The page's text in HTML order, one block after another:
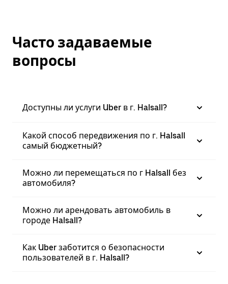
Часто задаваемые
вопросы
Доступны ли услуги Uber в г. Halsall?
Какой способ передвижения по г. Halsall
самый бюджетный?
Можно ли перемещаться по г Halsall без
автомобиля?
Можно ли арендовать автомобиль в
городе Halsall?
Как Uber заботится о безопасности
пользователей в г. Halsall?